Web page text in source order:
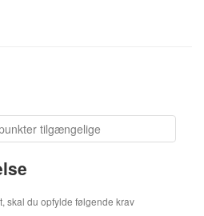
tilgængelige
skal du opfylde følgende krav